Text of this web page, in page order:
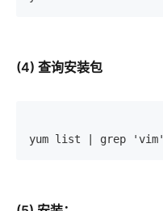
(4) 查询安装包
yum list | grep 'vim'